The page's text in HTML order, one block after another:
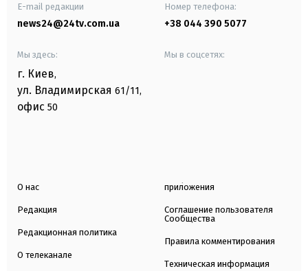
E-mail редакции
news24@24tv.com.ua
Номер телефона:
+38 044 390 5077
Мы здесь:
г. Киев,
ул. Владимирская 61/11,
офис 50
Мы в соцсетях:
О нас
Редакция
Редакционная политика
О телеканале
приложения
Соглашение пользователя
Сообщества
Правила комментирования
Техническая информация